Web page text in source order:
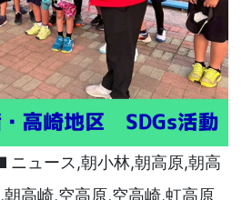
ニュース,朝小林,朝高原,朝高
,朝高崎,空高原,空高崎,虹高原